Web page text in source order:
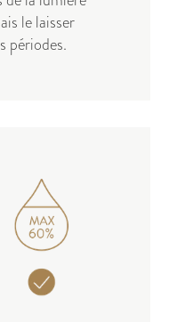
le laisser
périodes.